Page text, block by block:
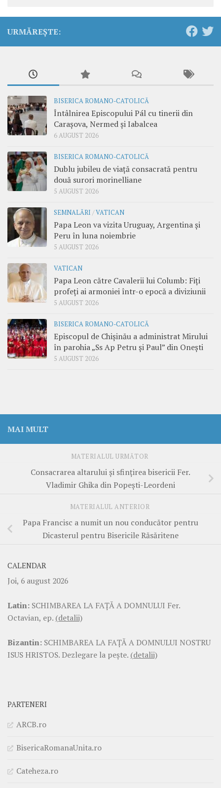
URMĂREȘTE:
BISERICA ROMANO-CATOLICĂ
Întâlnirea Episcopului Pál cu tinerii din
Carașova, Nermed și Iabalcea
6 AUGUST 2026
BISERICA ROMANO-CATOLICĂ
Dublu jubileu de viață consacrată pentru
două surori morinelliane
5 AUGUST 2026
SEMNALĂRI /VATICAN
Papa Leon va vizita Uruguay, Argentina și
Peru în luna noiembrie
5 AUGUST 2026
VATICAN
Papa Leon către Cavalerii lui Columb: Fiți
profeți ai armoniei într-o epocă a diviziunii
5 AUGUST 2026
BISERICA ROMANO-CATOLICĂ
Episcopul de Chișinău a administrat Mirului
în parohia „Ss Ap Petru și Paul” din Onești
5 AUGUST 2026
MAI MULT
MATERIALUL URMĂTOR
Consacrarea altarului și sfințirea bisericii Fer.
Vladimir Ghika din Popești-Leordeni
MATERIALUL ANTERIOR
Papa Francisc a numit un nou conducător pentru
Dicasterul pentru Bisericile Răsăritene
CALENDAR
Joi, 6 august 2026
Latin: SCHIMBAREA LA FAŢĂ A DOMNULUI Fer.
Octavian, ep. (detalii)
Bizantin: SCHIMBAREA LA FAŢĂ A DOMNULUI NOSTRU
ISUS HRISTOS. Dezlegare la pește. (detalii)
PARTENERI
ARCB.ro
BisericaRomanaUnita.ro
Cateheza.ro